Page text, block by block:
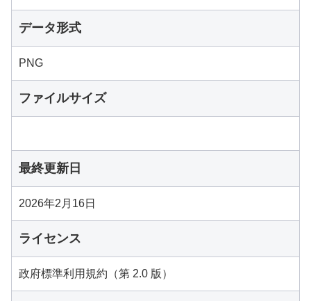
データ形式
PNG
ファイルサイズ
最終更新日
2026年2月16日
ライセンス
政府標準利用規約（第 2.0 版）